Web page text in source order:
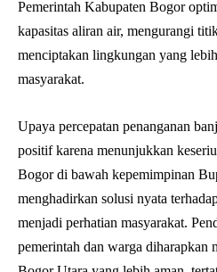
Pemerintah Kabupaten Bogor
kapasitas aliran air, mengurangi
menciptakan lingkungan yang
masyarakat.
Upaya percepatan penanganan
positif karena menunjukkan
Bogor di bawah kepemimpinan
menghadirkan solusi nyata
menjadi perhatian masyarakat.
pemerintah dan warga diharapkan